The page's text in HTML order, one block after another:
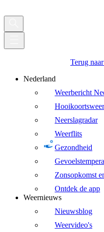
Terug
Nederland
Weerbericht
Neerslagradar
Weerflits
Gezondheid
Zonsopkomst
Ontdek de app
Weernieuws
Nieuwsblog
Weervideo's